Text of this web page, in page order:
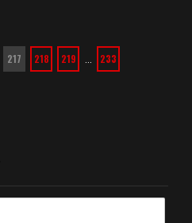
217 218 219 233